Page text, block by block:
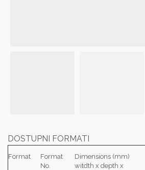
DOSTUPNI FORMATI
Format
Format
No.
Dimensions (mm)
witdth x depth x